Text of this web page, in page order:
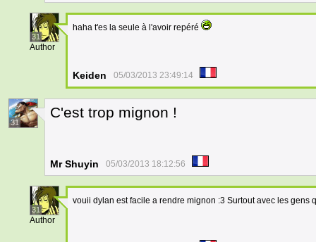
31
Author
haha t'es la seule à l'avoir repéré
Keiden 05/03/2013 23:49:14
31
C'est trop mignon !
Mr Shuyin 05/03/2013 18:12:56
31
Author
vouii dylan est facile a rendre mignon :3 Surtout avec les gens